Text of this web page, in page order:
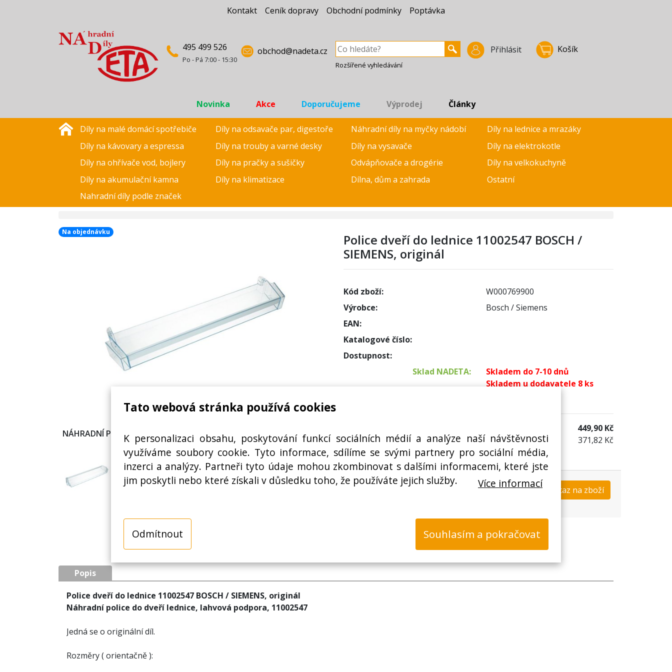
Tato webová stránka používá cookies
K personalizaci obsahu, poskytování funkcí sociálních médií a analýze naší návštěvnosti
využíváme soubory cookie. Tyto informace, sdílíme se svými partnery pro sociální média,
inzerci a analýzy. Partneři tyto údaje mohou zkombinovat s dalšími informacemi, které jste
jim poskytli nebo které získali v důsledku toho, že používáte jejich služby.
Více informací
Souhlasím a pokračovat
Odmítnout
Kontakt Ceník dopravy Obchodní podmínky Poptávka
495 499 526
Po - Pá 7:00 - 15:30
obchod@nadeta.cz Přihlásit Košík
Rozšířené vyhledávání
Novinka Akce Doporučujeme Výprodej Články
Díly na malé domácí spotřebiče Díly na odsavače par, digestoře Náhradní díly na myčky nádobí
Díly na lednice a mrazáky
Díly na kávovary a espressa
Díly na trouby a varné desky Díly na vysavače
Díly na elektrokotle
Díly na ohřívače vod, bojlery
Díly na pračky a sušičky Odvápňovače a drogérie
Díly na velkokuchyně
Díly na akumulační kamna
Díly na klimatizace Dílna, dům a zahrada
Ostatní
Nahradní díly podle značek
Na objednávku
NÁHRADNÍ POLICE DO DVEŘÍ LEDNICE, LAHVOVÁ PODPORA, 11002547
Police dveří do lednice 11002547 BOSCH /
SIEMENS, originál
Kód zboží:
W000769900
Výrobce:
Bosch / Siemens
EAN:
Katalogové číslo:
Dostupnost:
Sklad NADETA:
Skladem do 7-10 dnů
Skladem u dodavatele 8 ks
449,90 Kč
Cena bez DPH:
371,82 Kč
Koupit Dotaz na zboží
Popis
Police dveří do lednice 11002547 BOSCH / SIEMENS, originál
Náhradní police do dveří lednice, lahvová podpora, 11002547
Jedná se o originální díl.
Rozměry ( orientačně ):